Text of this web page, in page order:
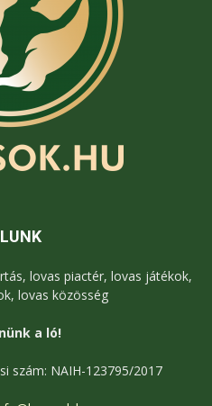
lovas piactér, lovas játékok,
lovas közösség
a ló!
szám: NAIH-123795/2017